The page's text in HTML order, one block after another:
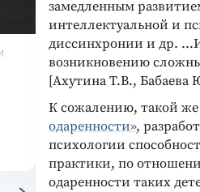
замедленным
интеллектуальной и
диссинхронии и др.
возникновению
[Ахутина Т.В., Бабаева
К сожалению, такой же
одаренности»,
психологии
практики, по
одаренности таких
ДИАГНОСТИКА ОСОБЕННОСТЕЙ
ЛИЧНОСТИ
Истории о чувствах
эмоционального
детей
Подробнее